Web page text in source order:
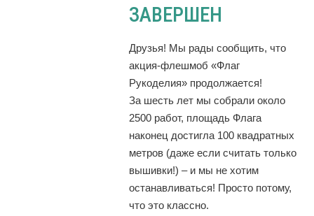
ЗАВЕРШЕН
Друзья! Мы рады сообщить, что
акция-флешмоб «Флаг
Рукоделия» продолжается!
За шесть лет мы собрали около
2500 работ, площадь Флага
наконец достигла 100 квадратных
метров (даже если считать только
вышивки!) – и мы не хотим
останавливаться! Просто потому,
что это классно.